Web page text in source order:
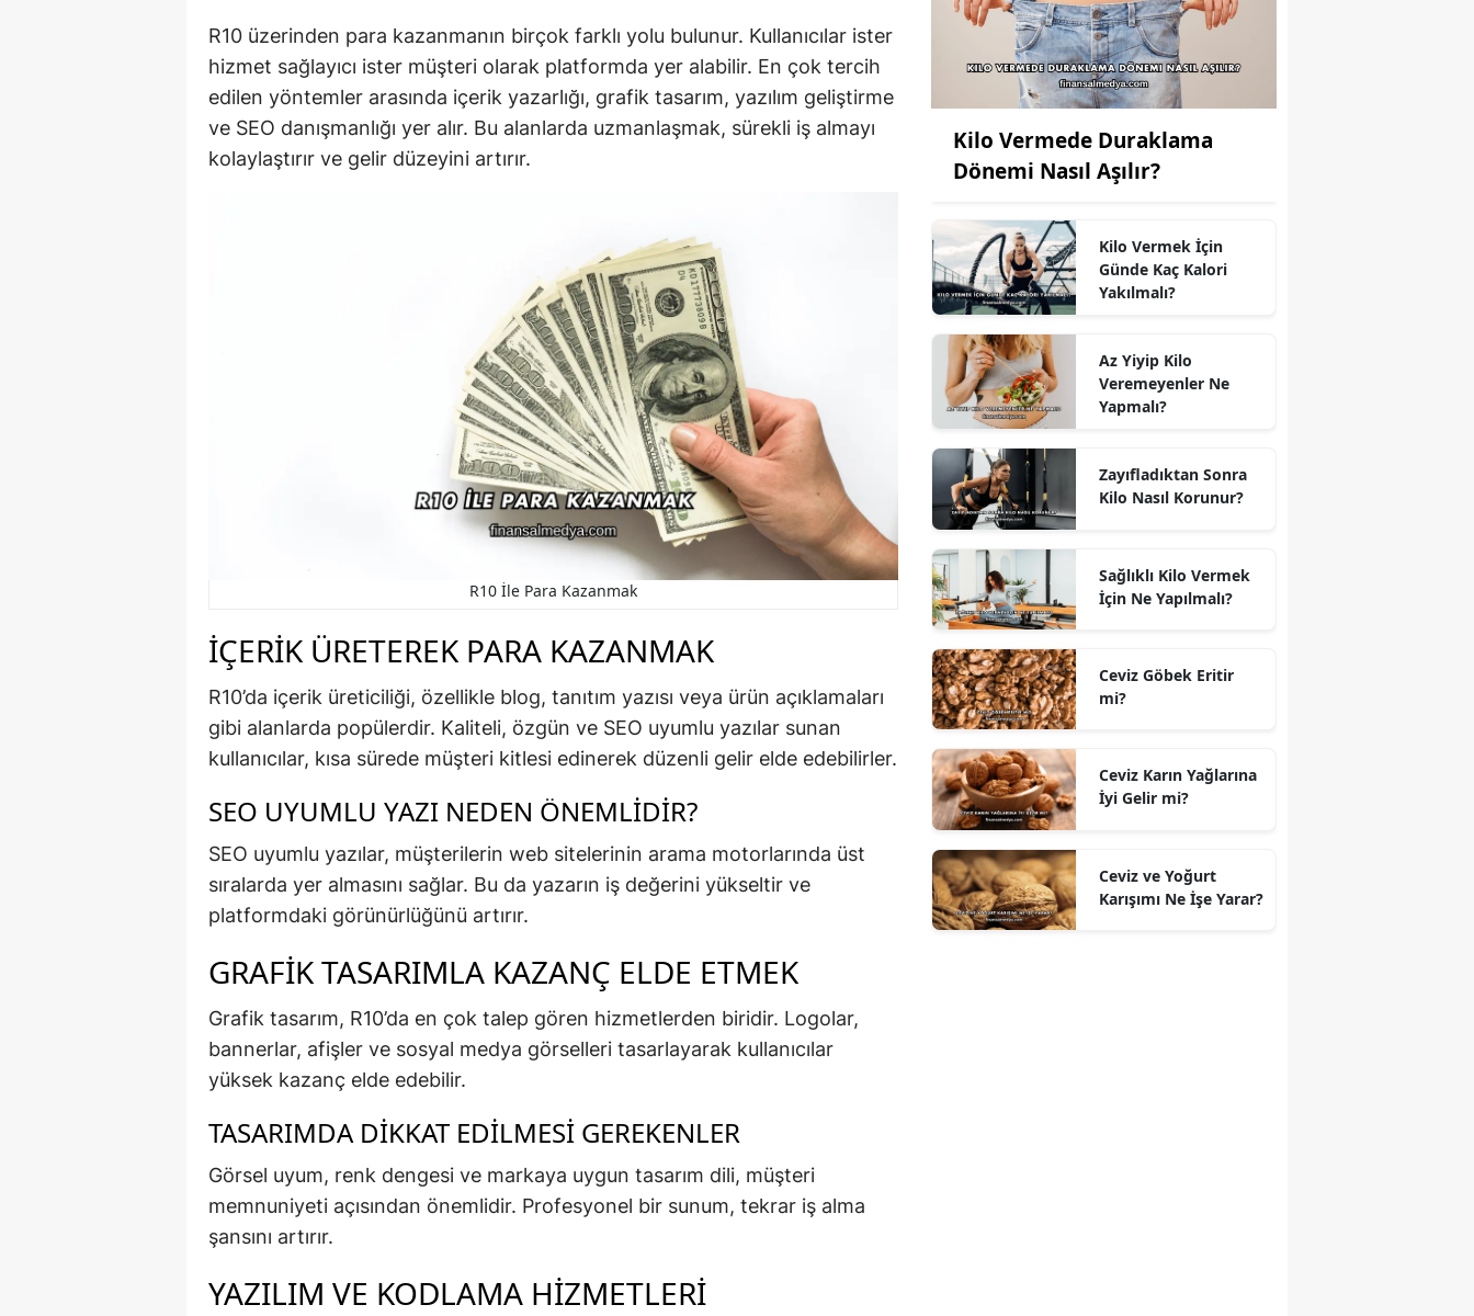
R10 üzerinden para kazanmanın birçok farklı yolu bulunur. Kullanıcılar ister
hizmet sağlayıcı ister müşteri olarak platformda yer alabilir. En çok tercih
edilen yöntemler arasında içerik yazarlığı, grafik tasarım, yazılım geliştirme
ve SEO danışmanlığı yer alır. Bu alanlarda uzmanlaşmak, sürekli iş almayı
kolaylaştırır ve gelir düzeyini artırır.
R10 İle Para Kazanmak
İÇERIK ÜRETEREK PARA KAZANMAK
R10’da içerik üreticiliği, özellikle blog, tanıtım yazısı veya ürün açıklamaları
gibi alanlarda popülerdir. Kaliteli, özgün ve SEO uyumlu yazılar sunan
kullanıcılar, kısa sürede müşteri kitlesi edinerek düzenli gelir elde edebilirler.
SEO UYUMLU YAZI NEDEN ÖNEMLIDIR?
SEO uyumlu yazılar, müşterilerin web sitelerinin arama motorlarında üst
sıralarda yer almasını sağlar. Bu da yazarın iş değerini yükseltir ve
platformdaki görünürlüğünü artırır.
GRAFIK TASARIMLA KAZANÇ ELDE ETMEK
Grafik tasarım, R10’da en çok talep gören hizmetlerden biridir. Logolar,
bannerlar, afişler ve sosyal medya görselleri tasarlayarak kullanıcılar
yüksek kazanç elde edebilir.
TASARIMDA DIKKAT EDILMESI GEREKENLER
Görsel uyum, renk dengesi ve markaya uygun tasarım dili, müşteri
memnuniyeti açısından önemlidir. Profesyonel bir sunum, tekrar iş alma
şansını artırır.
YAZILIM VE KODLAMA HIZMETLERI
Kilo Vermede Duraklama
Dönemi Nasıl Aşılır?
Kilo Vermek İçin
Günde Kaç Kalori
Yakılmalı?
Az Yiyip Kilo
Veremeyenler Ne
Yapmalı?
Zayıfladıktan Sonra
Kilo Nasıl Korunur?
Sağlıklı Kilo Vermek
İçin Ne Yapılmalı?
Ceviz Göbek Eritir
mi?
Ceviz Karın Yağlarına
İyi Gelir mi?
Ceviz ve Yoğurt
Karışımı Ne İşe Yarar?